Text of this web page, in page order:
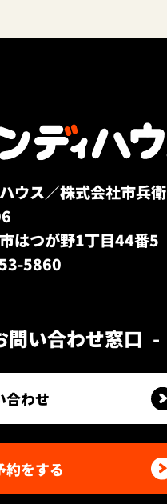
ウス／株式会社市兵衛
はつが野1丁目44番5
5860
問い合わせ窓口
合わせ
約をする